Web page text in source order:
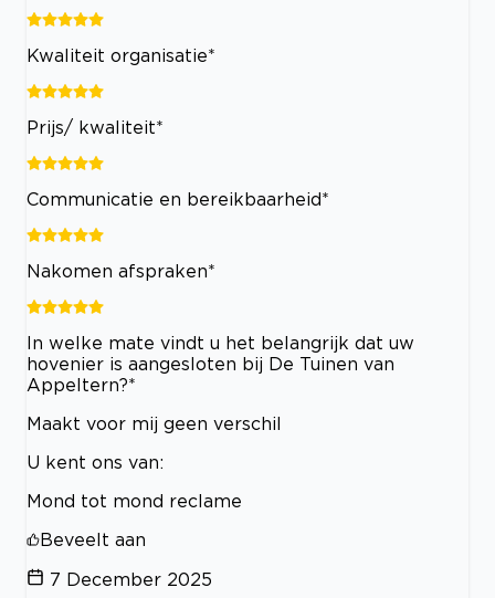
Kwaliteit organisatie*
Prijs/ kwaliteit*
Communicatie en bereikbaarheid*
Nakomen afspraken*
In welke mate vindt u het belangrijk dat uw
hovenier is aangesloten bij De Tuinen van
Appeltern?*
Maakt voor mij geen verschil
U kent ons van:
Mond tot mond reclame
Beveelt aan
7 December 2025